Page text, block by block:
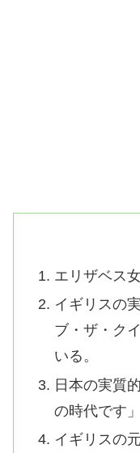
エリザベス
イギリスの
ブ・ザ・ク
いる。
日本の実質
の時代です
イギリスの